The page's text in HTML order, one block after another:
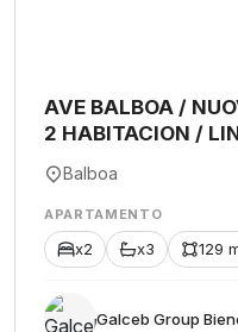
AVE BALBOA /
2 HABITACION /
Balboa
APARTAMENTO
x2 x3 129